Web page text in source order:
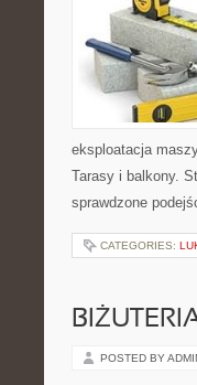
eksploatacja
Tarasy i balkony.
sprawdzone
CATEGORIES:
POSTED BY